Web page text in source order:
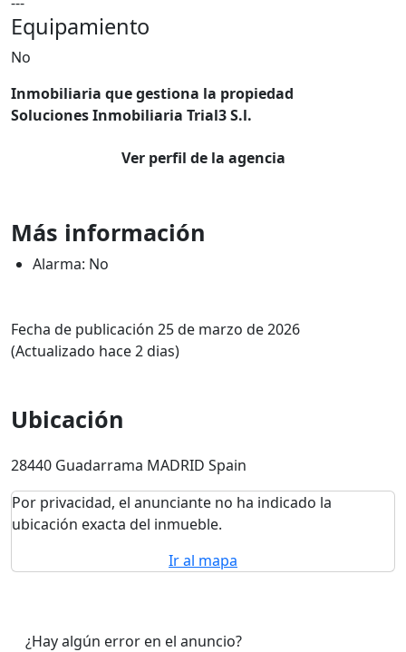
Equipamiento
No
Inmobiliaria que gestiona la propiedad
Soluciones Inmobiliaria Trial3 S.l.
Ver perfil de la agencia
Más información
Alarma: No
Fecha de publicación 25 de marzo de 2026
(Actualizado hace 2 dias)
Ubicación
28440 Guadarrama MADRID Spain
Por privacidad, el anunciante no ha indicado la
ubicación exacta del inmueble.
Ir al mapa
¿Hay algún error en el anuncio?